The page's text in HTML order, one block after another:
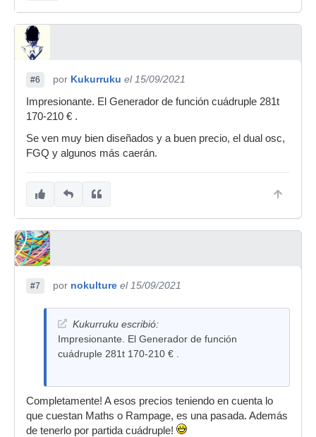
#6 por Kukurruku el 15/09/2021
Impresionante. El Generador de función cuádruple 281t
170-210 € .
Se ven muy bien diseñados y a buen precio, el dual osc,
FGQ y algunos más caerán.
#7 por nokulture el 15/09/2021
Kukurruku escribió:
Impresionante. El Generador de función
cuádruple 281t 170-210 € .
Completamente! A esos precios teniendo en cuenta lo
que cuestan Maths o Rampage, es una pasada. Además
de tenerlo por partida cuádruple!